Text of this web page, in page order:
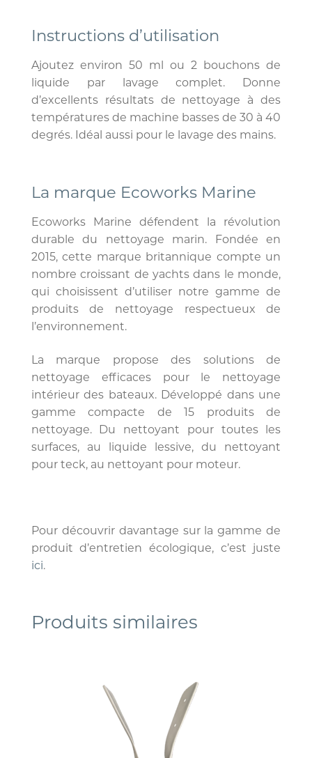
Instructions d’utilisation
Ajoutez environ 50 ml ou 2 bouchons de
liquide par lavage complet. Donne
d’excellents résultats de nettoyage à des
températures de machine basses de 30 à 40
degrés. Idéal aussi pour le lavage des mains.
La marque Ecoworks Marine
Ecoworks Marine défendent la révolution
durable du nettoyage marin. Fondée en
2015, cette marque britannique compte un
nombre croissant de yachts dans le monde,
qui choisissent d’utiliser notre gamme de
produits de nettoyage respectueux de
l’environnement.
La marque propose des solutions de
nettoyage efficaces pour le nettoyage
intérieur des bateaux. Développé dans une
gamme compacte de 15 produits de
nettoyage. Du nettoyant pour toutes les
surfaces, au liquide lessive, du nettoyant
pour teck, au nettoyant pour moteur.
Pour découvrir davantage sur la gamme de
produit d’entretien écologique, c’est juste
ici.
Produits similaires